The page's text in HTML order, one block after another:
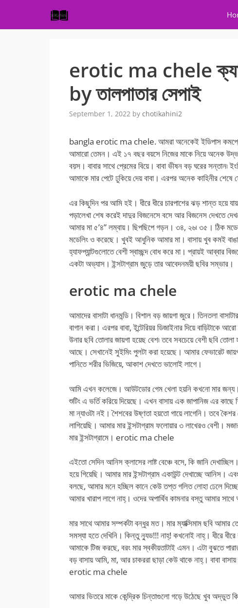
content
erotic ma chele
by তালপাতার সেপাই
September 1, 2022 by chotikahini2
bangla erotic ma chele. আমরা অনেকেই ইডিপাস
আমারো তেমন। এই ১৭ বছর বয়সে নিজের মাকে নিয়ে অনেক
বয়স। বাবার সাথে প্রেমের বিয়ে। বাবা ভীষন বড় ঘরের সন্তান৷
আমাকে মার পেটে ঢুকিয়ে দেয় বাবা। এরপর অনেক কাহিনীর শেষে
এর কিছুদিন পর আমি হই। ধীরে ধীরে চারপাশের ঝড় শান্ত হয়ে
পড়ালেখা শেষ করেই দাদুর বিজনেসে বসে আর বিজনেস দেখতে
আমার মা ৫’৪” লম্বায়। ছিপছিপে গড়ন। ৩৪, ২৬৷ ৩৫। ঠিক
মডেলিং ও করেছে। খুবই আধুনিক আমার মা। বাসায় খুব কমই
হ্যাফপ্যান্টগুলোতে বেশী স্বাচ্ছন্দ বোধ করে মা। প্রায়ই আব্বার
একটা অভ্যাস। ইন্সটাগ্রাম জুড়ে তার আবেদনময়ী ছবির সম্ভার।
erotic ma chele
আমাদের বাসাটা ধানমন্ডি। বিশাল বড় জায়গা জুরে। তিনতলা
বাগান করা। এরপর বাবা, ইন্টেরিয়র ডিজাইনার দিয়ে
উনার ছবি তোলার জায়গা হয়েছ বেশ৷ তবে সবচেয়ে বেশী ছবি
আছে। সেখানেই সুইমিং পুলটা করা হয়েছে। আমার ফেভারেট
পানিতে শরীর ভিজিয়ে, আকাশ দেখতে ভালোই লাগে।
আমি এখন কলেজে। আউটডোর গেম খেলা হয়নি কখনো মার
শুটিং এ ভর্তি করিয়ে দিয়েছে। এখন বাসায় এক জাপানিজ এর
মা ন্যাওটা নই। শৈশবের উষ্ণতা হয়তো গায়ে লাগেনি। তবে
লাগিয়েছি। আমার মার ইন্সটাগ্রাম ফলোয়ার ৩ লাখেরও বেশী।
মার ইন্সটাগ্রামে। erotic ma chele
এইতো সেদিন আনিস ক্লাসের লাষ্ট বেঞ্চে বসে, কি জানি
হয়ে গিয়েছি। আমার মার ইন্সটাগ্রাম একাউন্ট দেখাচ্ছে আনিস।
বলছে, আমার মনে হচ্ছিল কানে কেউ তপ্ত গলিত লোহা ঢেলে
আমার খারাপ লাগে নাহ্। ওদের অপার্থিব কামনার বস্তু আমার
মার সাথে আমার সম্পর্কটা বন্ধুর মত। মার ম্যাক্সিমাম ছবি
সমস্যা হতে দেখিনি। কিন্তু ন্যুড!!! নাহ্! কখনোই নাহ্। ধীরে
আমাকে টিজ করছে, বরং মার স্বকীয়তাটাই এমন। এটা বুঝতে
বড় বাসায় আমি, মা, আর চাকররা ছাড়া কেউ থাকে নাহ্। বাবা
erotic ma chele
আমার ভিতরে মাকে কেন্দ্রিক চিন্তাগুলো গড়ে উঠেছে খুব অদ্ভুত কিছু